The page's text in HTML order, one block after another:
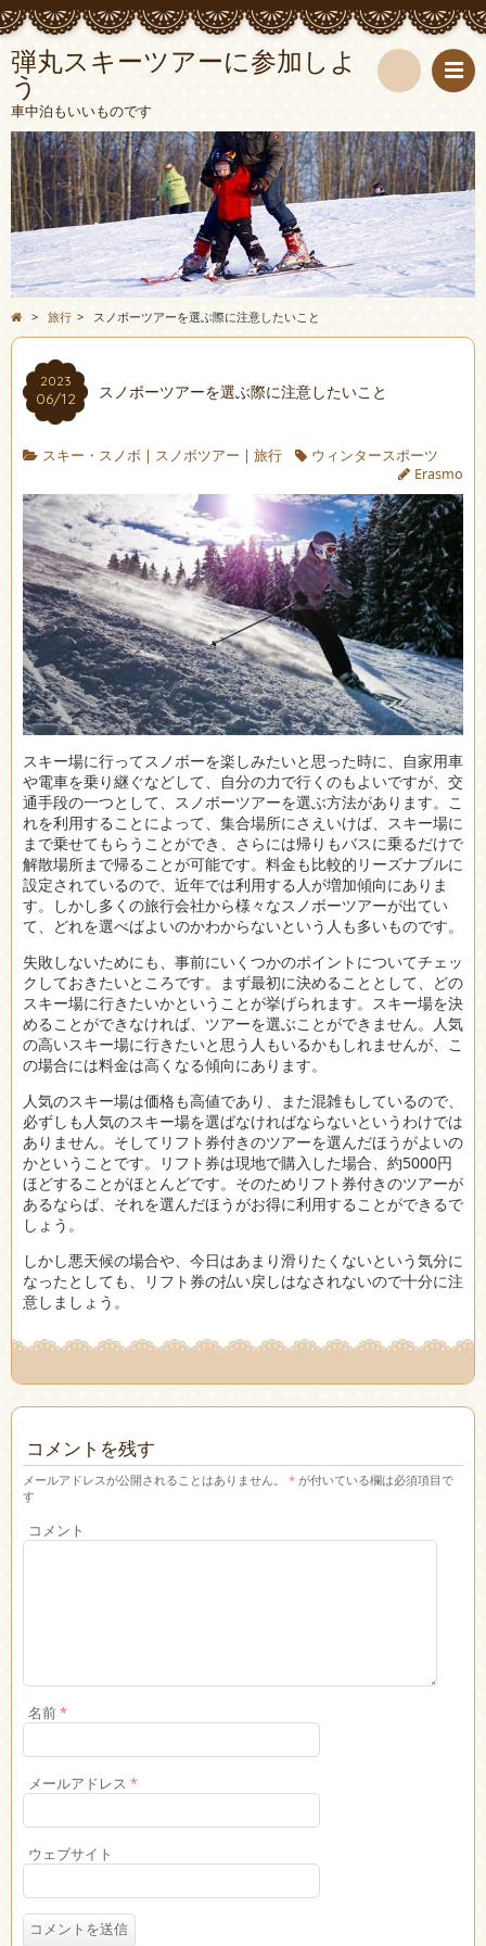
弾丸スキーツアーに参加しよ
う
車中泊もいいものです
索
> 旅行 > スノボーツアーを選ぶ際に注意したいこと
2023
06/12 スノボーツアーを選ぶ際に注意したいこと
スキー・スノボ | スノボツアー | 旅行
ウィンタースポーツ
Erasmo
スキー場に行ってスノボーを楽しみたいと思った時に、自家用車
や電車を乗り継ぐなどして、自分の力で行くのもよいですが、交
通手段の一つとして、スノボーツアーを選ぶ方法があります。
こ
れを利用することによって、集合場所にさえいけば、スキー場に
まで乗せてもらうことができ、さらには帰りもバスに乗るだけで
解散場所まで帰ることが可能です。料金も比較的リーズナブルに
設定されているので、近年では利用する人が増加傾向にありま
す。しかし多くの旅行会社から様々なスノボーツアーが出てい
て、どれを選べばよいのかわからないという人も多いものです。
失敗しないためにも、事前にいくつかのポイントについてチェッ
クしておきたいところです。まず最初に決めることとして、どの
スキー場に行きたいかということが挙げられます。スキー場を決
めることができなければ、ツアーを選ぶことができません。人気
の高いスキー場に行きたいと思う人もいるかもしれませんが、こ
の場合には料金は高くなる傾向にあります。
人気のスキー場は価格も高値であり、また混雑もしているので、
必ずしも人気のスキー場を選ばなければならないというわけでは
ありません。そしてリフト券付きのツアーを選んだほうがよいの
かということです。リフト券は現地で購入した場合、約5000円
ほどすることがほとんどです。そのためリフト券付きのツアーが
あるならば、それを選んだほうがお得に利用することができるで
しょう。
しかし悪天候の場合や、今日はあまり滑りたくないという気分に
なったとしても、リフト券の払い戻しはなされないので十分に注
意しましょう。
コメントを残す
メールアドレスが公開されることはありません。 * が付いている欄は必須項目で
す
コメント
名前*
メールアドレス *
ウェブサイト